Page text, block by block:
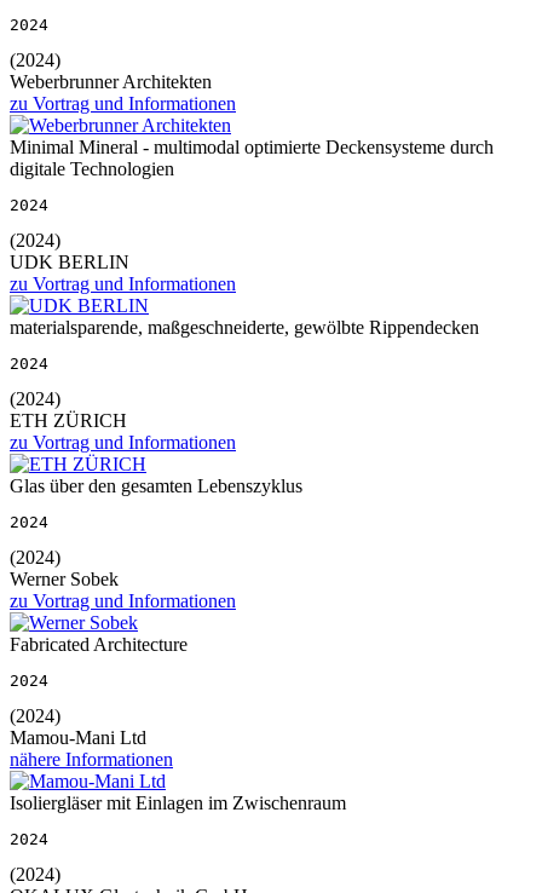
2024
(2024)
Weberbrunner Architekten
zu Vortrag und Informationen
Minimal Mineral - multimodal optimierte Deckensysteme durch
digitale Technologien
2024
(2024)
UDK BERLIN
zu Vortrag und Informationen
materialsparende, maßgeschneiderte, gewölbte Rippendecken
2024
(2024)
ETH ZÜRICH
zu Vortrag und Informationen
Glas über den gesamten Lebenszyklus
2024
(2024)
Werner Sobek
zu Vortrag und Informationen
Fabricated Architecture
2024
(2024)
Mamou-Mani Ltd
nähere Informationen
Isoliergläser mit Einlagen im Zwischenraum
2024
(2024)